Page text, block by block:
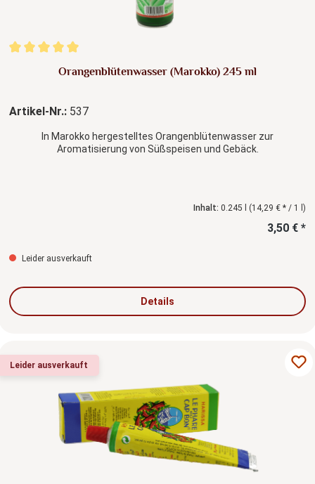
Durchschnittliche Bewertung von 5 von 5 Sternen
Orangenblütenwasser (Marokko) 245 ml
Artikel-Nr.: 537
In Marokko hergestelltes Orangenblütenwasser zur
Aromatisierung von Süßspeisen und Gebäck.
Inhalt: 0.245 l (14,29 € * / 1 l)
3,50 € *
Leider ausverkauft
Details
Leider ausverkauft